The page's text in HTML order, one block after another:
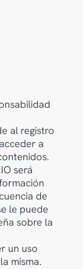
al registro
a
será
de
le puede
sobre la
un uso
misma.